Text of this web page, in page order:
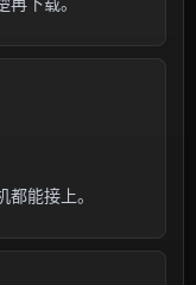
能接上。